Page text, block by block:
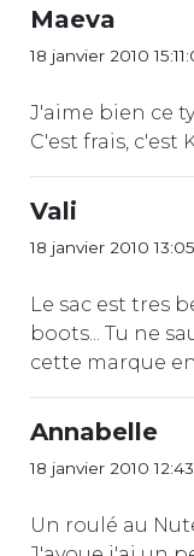
Maeva
18 janvier 2010
J'aime bien ce
C'est frais, c'est
Vali
18 janvier 2010
Le sac est tres
boots... Tu ne
cette marque
Annabelle
18 janvier 2010
Un roulé au